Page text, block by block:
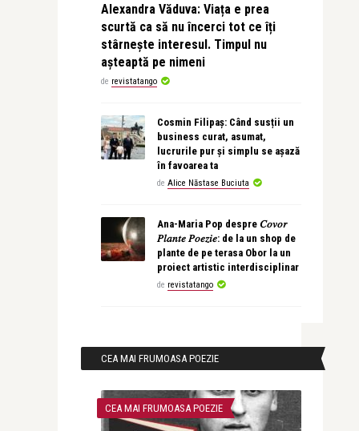
Alexandra Văduva: Viața e prea
scurtă ca să nu încerci tot ce îți
stârnește interesul. Timpul nu
așteaptă pe nimeni
de revistatango
Cosmin Filipaș: Când susții un
business curat, asumat,
lucrurile pur și simplu se așază
în favoarea ta
de Alice Năstase Buciuta
Ana-Maria Pop despre 𝐶𝑜𝑣𝑜𝑟
𝑃𝑙𝑎𝑛𝑡𝑒 𝑃𝑜𝑒𝑧𝑖𝑒: de la un shop de
plante de pe terasa Obor la un
proiect artistic interdisciplinar
de revistatango
CEA MAI FRUMOASA POEZIE
CEA MAI FRUMOASA POEZIE